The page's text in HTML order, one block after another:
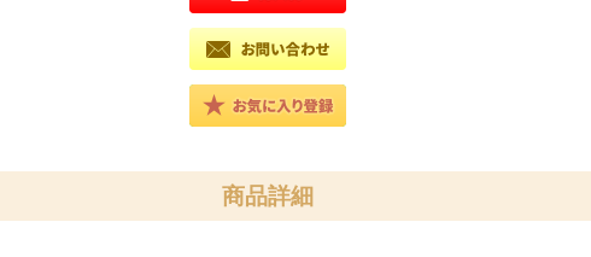
商品詳細